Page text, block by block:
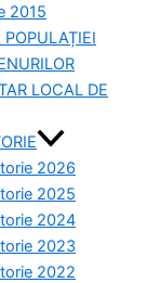
2015
POPULAȚIEI
LOCAL DE
2026
2025
2024
2023
2022